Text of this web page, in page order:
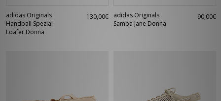
adidas Originals
Handball Spezial
Loafer Donna
130,00€
adidas Originals
Samba Jane Donna
90,00€